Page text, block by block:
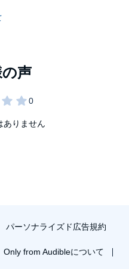
ありません
パーソナライズド広告規約
Only from Audibleについて